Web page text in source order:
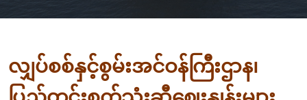
လျှပ်စစ်နှင့်စွမ်းအင်ဝန်ကြီးဌာန၊